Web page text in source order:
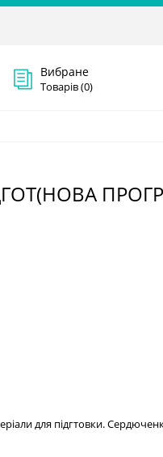
Вибране
Товарів (0)
для підгтовки.